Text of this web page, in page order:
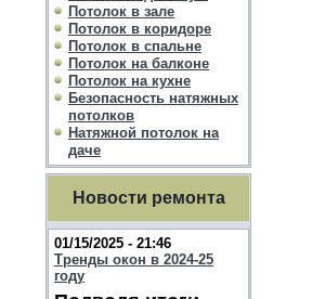
Потолок в зале
Потолок в коридоре
Потолок в спальне
Потолок на балконе
Потолок на кухне
Безопасность натяжных
потолков
Натяжной потолок на
даче
Новости ремонта
01/15/2025 - 21:46
Тренды окон в 2024-25
году